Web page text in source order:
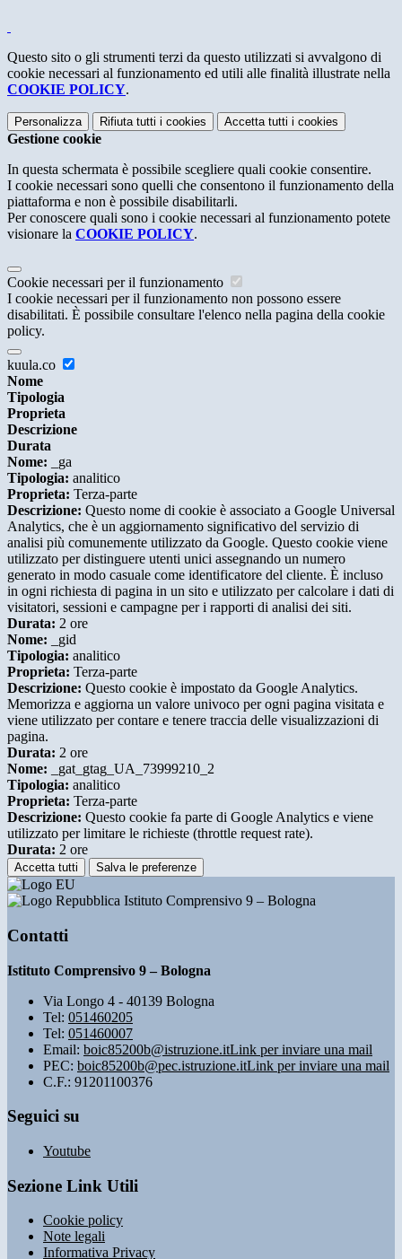
Questo sito o gli strumenti terzi da questo utilizzati si avvalgono di
cookie necessari al funzionamento ed utili alle finalità illustrate nella
COOKIE POLICY.
Personalizza Rifiuta tutti i cookies Accetta tutti i cookies
Gestione cookie
In questa schermata è possibile scegliere quali cookie consentire.
I cookie necessari sono quelli che consentono il funzionamento della
piattaforma e non è possibile disabilitarli.
Per conoscere quali sono i cookie necessari al funzionamento potete
visionare la COOKIE POLICY.
Cookie necessari per il funzionamento
I cookie necessari per il funzionamento non possono essere
disabilitati. È possibile consultare l'elenco nella pagina della cookie
policy.
kuula.co
Nome
Tipologia
Proprieta
Descrizione
Durata
Nome: _ga
Tipologia: analitico
Proprieta: Terza-parte
Descrizione: Questo nome di cookie è associato a Google Universal
Analytics, che è un aggiornamento significativo del servizio di
analisi più comunemente utilizzato da Google. Questo cookie viene
utilizzato per distinguere utenti unici assegnando un numero
generato in modo casuale come identificatore del cliente. È incluso
in ogni richiesta di pagina in un sito e utilizzato per calcolare i dati di
visitatori, sessioni e campagne per i rapporti di analisi dei siti.
Durata: 2 ore
Nome: _gid
Tipologia: analitico
Proprieta: Terza-parte
Descrizione: Questo cookie è impostato da Google Analytics.
Memorizza e aggiorna un valore univoco per ogni pagina visitata e
viene utilizzato per contare e tenere traccia delle visualizzazioni di
pagina.
Durata: 2 ore
Nome: _gat_gtag_UA_73999210_2
Tipologia: analitico
Proprieta: Terza-parte
Descrizione: Questo cookie fa parte di Google Analytics e viene
utilizzato per limitare le richieste (throttle request rate).
Durata: 2 ore
Accetta tutti Salva le preferenze
Istituto Comprensivo 9 – Bologna
Contatti
Istituto Comprensivo 9 – Bologna
Via Longo 4 - 40139 Bologna
Tel: 051460205
Tel: 051460007
Email: boic85200b@istruzione.itLink per inviare una mail
PEC: boic85200b@pec.istruzione.itLink per inviare una mail
C.F.: 91201100376
Seguici su
Youtube
Sezione Link Utili
Cookie policy
Note legali
Informativa Privacy